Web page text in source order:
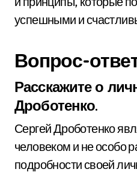
успешными и
Вопрос-
Расскажите о
Дроботенко.
Сергей Дроботенко
человеком и не особо
подробности своей